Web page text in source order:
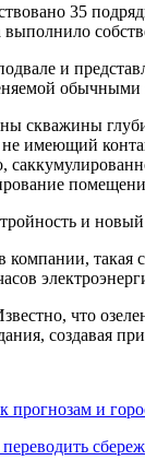
35
выполнило
и
обычными
скважины
имеющий
компании,
что
создавая
прогнозам и